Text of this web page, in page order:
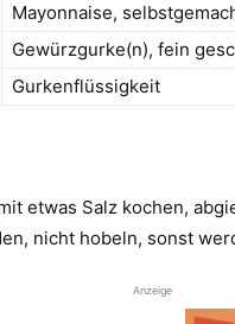
Mayonnaise,
Gewürzgurke(n), fein
Gurkenflüssigkeit
etwas Salz kochen,
nicht hobeln, sonst
Anzeige